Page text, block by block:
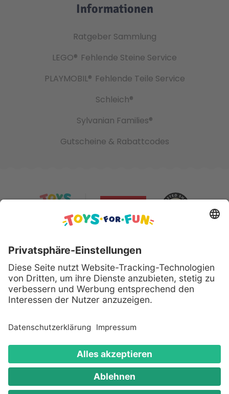
Informationen
Ratgeber Sammlung
LEGO® Fehlende Steine Service
PLAYMOBIL® Fehlende Teile Service
Schleich®
Sylvanian Families®
Gutscheine & Rabattcodes
Sicher bezahlen mit:
Alle genannten Produkte und Logos sind eingetragene
Warenzeichen der jeweiligen Hersteller.
Copyright © 2008 - 2026 Toys for Fun GmbH - Alle
Rechte vorbehalten